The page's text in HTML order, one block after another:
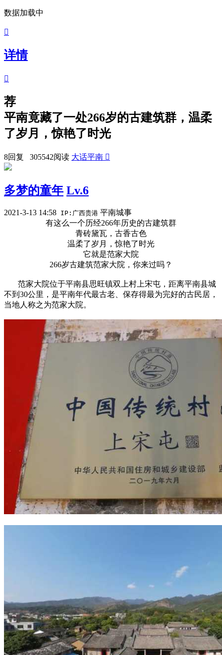
数据加载中

详情

荐
平南竟藏了一处266岁的古建筑群，温柔
了岁月，惊艳了时光
8回复 305542阅读 大话平南 
多梦的童年 Lv.6
2021-3-13 14:58 IP:广西贵港 平南城事
有这么一个历经266年历史的古建筑群
青砖黛瓦，古香古色
温柔了岁月，惊艳了时光
它就是范家大院
266岁古建筑范家大院，你来过吗？
范家大院位于平南县思旺镇双上村上宋屯，距离平南县城
不到30公里，是平南年代最古老、保存得最为完好的古民居，
当地人称之为范家大院。